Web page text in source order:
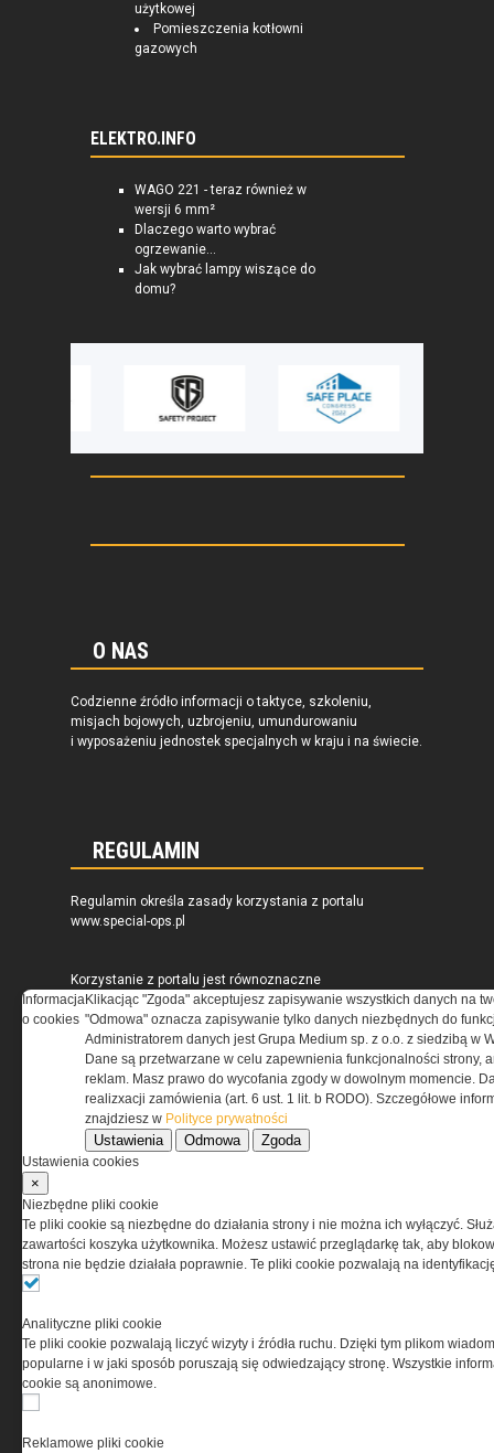
użytkowej
Pomieszczenia kotłowni
gazowych
ELEKTRO.INFO
WAGO 221 - teraz również w
wersji 6 mm²
Dlaczego warto wybrać
ogrzewanie...
Jak wybrać lampy wiszące do
domu?
O NAS
Codzienne źródło informacji o taktyce, szkoleniu,
misjach bojowych, uzbrojeniu, umundurowaniu
i wyposażeniu jednostek specjalnych w kraju i na świecie.
REGULAMIN
Regulamin określa zasady korzystania z portalu
www.special-ops.pl
Korzystanie z portalu jest równoznaczne
z zaakceptowaniem warunków ustanowionych
przez Grupa MEDIUM Spółka z ograniczoną
odpowiedzialnością Spółka komandytowa, nr KRS:
0000537655, NIP 1132860378, REGON 146393437
(zwana dalej Grupa MEDIUM) w postaci Regulaminu.
Przeczytaj regulamin
PRYWATNOŚĆ
informacji na Twoim komputerze. Pliki cookies stosujemy
w celu świadczenia usług na najwyższym poziomie,
w tym w sposób dostosowany do indywidualnych potrzeb.
Korzystanie z witryny bez zmiany ustawień dotyczących
dokonać zmiany ustawień przeglądarki dotyczących
Informacja
o cookies
Klikacjąc "Zgoda" akceptujesz zapisywanie wszystkich danych na
"Odmowa" oznacza zapisywanie tylko danych niezbędnych do
Administratorem danych jest Grupa Medium sp. z o.o. z siedzibą w
Dane są przetwarzane w celu zapewnienia funkcjonalności strony,
reklam. Masz prawo do wycofania zgody w dowolnym momencie.
realizxacji zamówienia (art. 6 ust. 1 lit. b RODO). Szczegółowe
znajdziesz w Polityce prywatności
Ustawienia Odmowa Zgoda
Ustawienia cookies
×
Niezbędne pliki cookie
Te pliki cookie są niezbędne do działania strony i nie można ich wyłączyć.
zawartości koszyka użytkownika. Możesz ustawić przeglądarkę tak, aby
strona nie będzie działała poprawnie. Te pliki cookie pozwalają na
Analityczne pliki cookie
Te pliki cookie pozwalają liczyć wizyty i źródła ruchu. Dzięki tym plikom
popularne i w jaki sposób poruszają się odwiedzający stronę. Wszystkie
cookie są anonimowe.
Reklamowe pliki cookie